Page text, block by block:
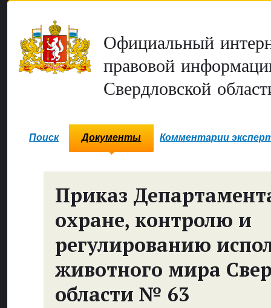
Официальный
правовой
Свердловской
Поиск Документы Комментарии
Приказ
охране, контролю и
регулированию
животного мира
области № 63